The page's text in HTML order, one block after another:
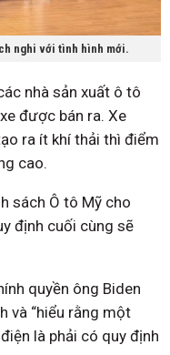
nghi với tình hình mới.
nhà sản xuất ô tô
được bán ra. Xe
ra ít khí thải thì điểm
cao.
sách Ô tô Mỹ cho
định cuối cùng sẽ
quyền ông Biden
và “hiểu rằng một
là phải có quy định